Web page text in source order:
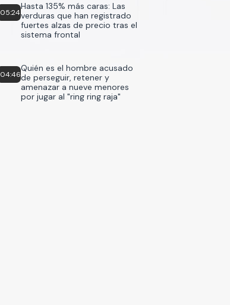
05:24
Hasta 135% más caras: Las
verduras que han registrado
fuertes alzas de precio tras el
sistema frontal
04:46
Quién es el hombre acusado
de perseguir, retener y
amenazar a nueve menores
por jugar al "ring ring raja"